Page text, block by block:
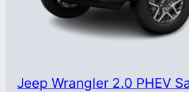
Jeep Wrangler 2.0 PHEV